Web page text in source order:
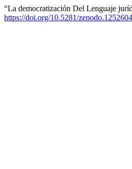
“La democratización Del Lenguaje
https://doi.org/10.5281/